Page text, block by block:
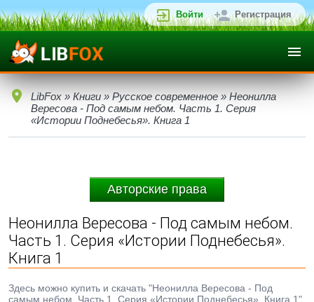
Войти Регистрация
LibFox » Книги » Русское современное » Неонилла
Вересова - Под самым небом. Часть 1. Серия
«Истории Поднебесья». Книга 1
Авторские права
Неонилла Вересова - Под самым небом.
Часть 1. Серия «Истории Поднебесья».
Книга 1
Здесь можно купить и скачать "Неонилла Вересова - Под
самым небом. Часть 1. Серия «Истории Поднебесья». Книга 1"